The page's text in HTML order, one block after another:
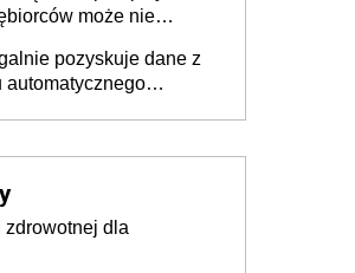
może nie
pozyskuje dane z
automatycznego
zdrowotnej dla